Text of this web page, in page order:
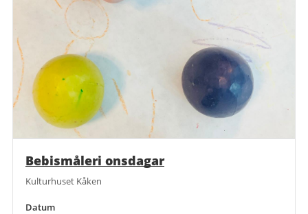
Bebismåleri onsdagar
Kulturhuset Kåken
Datum